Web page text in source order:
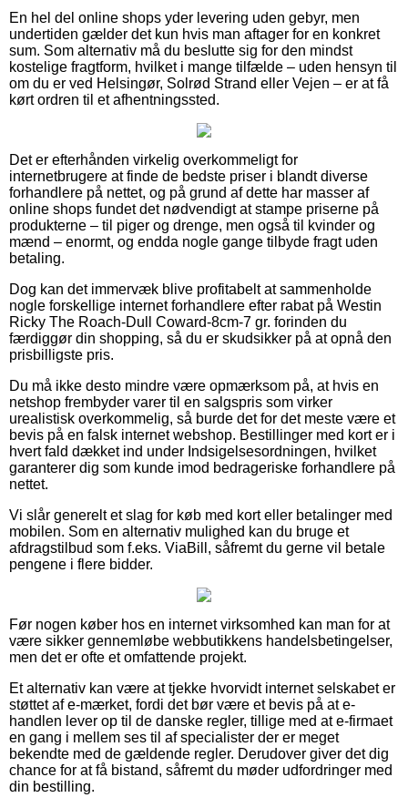
En hel del online shops yder levering uden gebyr, men
undertiden gælder det kun hvis man aftager for en konkret
sum. Som alternativ må du beslutte sig for den mindst
kostelige fragtform, hvilket i mange tilfælde – uden hensyn til
om du er ved Helsingør, Solrød Strand eller Vejen – er at få
kørt ordren til et afhentningssted.
Det er efterhånden virkelig overkommeligt for
internetbrugere at finde de bedste priser i blandt diverse
forhandlere på nettet, og på grund af dette har masser af
online shops fundet det nødvendigt at stampe priserne på
produkterne – til piger og drenge, men også til kvinder og
mænd – enormt, og endda nogle gange tilbyde fragt uden
betaling.
Dog kan det immervæk blive profitabelt at sammenholde
nogle forskellige internet forhandlere efter rabat på Westin
Ricky The Roach-Dull Coward-8cm-7 gr. forinden du
færdiggør din shopping, så du er skudsikker på at opnå den
prisbilligste pris.
Du må ikke desto mindre være opmærksom på, at hvis en
netshop frembyder varer til en salgspris som virker
urealistisk overkommelig, så burde det for det meste være et
bevis på en falsk internet webshop. Bestillinger med kort er i
hvert fald dækket ind under Indsigelsesordningen, hvilket
garanterer dig som kunde imod bedrageriske forhandlere på
nettet.
Vi slår generelt et slag for køb med kort eller betalinger med
mobilen. Som en alternativ mulighed kan du bruge et
afdragstilbud som f.eks. ViaBill, såfremt du gerne vil betale
pengene i flere bidder.
Før nogen køber hos en internet virksomhed kan man for at
være sikker gennemløbe webbutikkens handelsbetingelser,
men det er ofte et omfattende projekt.
Et alternativ kan være at tjekke hvorvidt internet selskabet er
støttet af e-mærket, fordi det bør være et bevis på at e-
handlen lever op til de danske regler, tillige med at e-firmaet
en gang i mellem ses til af specialister der er meget
bekendte med de gældende regler. Derudover giver det dig
chance for at få bistand, såfremt du møder udfordringer med
din bestilling.